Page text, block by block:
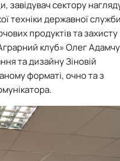
,завідувач сектору
технікидержавної
продуктів та захисту
клуб»Олег
та дизайнуЗіновій
форматі, очно та з